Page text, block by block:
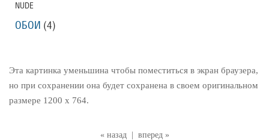
« назад
вперед »
Эта картинка уменьшина чтобы поместиться в экран браузера,
но при сохранении она будет сохранена в своем оригинальном
размере 1200 x 764.
NUDE
ОБОИ (4)